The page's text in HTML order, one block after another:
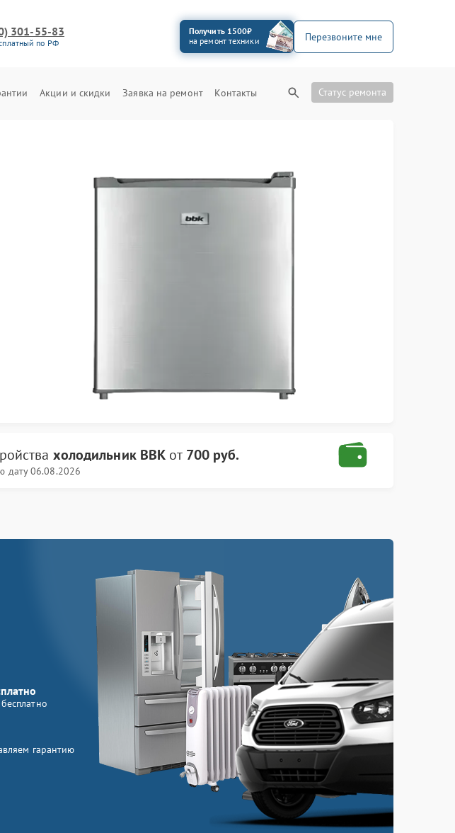
301-55-83
по РФ
Получить 1500₽
на ремонт техники
Перезвоните мне
Акции и скидки Заявка на ремонт Контакты Статус ремонта
холодильник BBK от 700 руб.
дату 06.08.2026
гарантию